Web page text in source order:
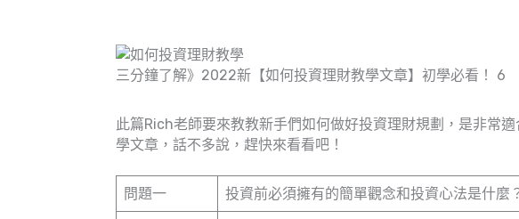
三分鐘了解》2022新【如何投資理財教學文章】初學必看！ 6
此篇Rich老師要來教教新手們如何做好投資理財規劃，是非常
學文章，話不多說，趕快來看看吧！
問題一 投資前必須擁有的簡單觀念和投資心法是什麼